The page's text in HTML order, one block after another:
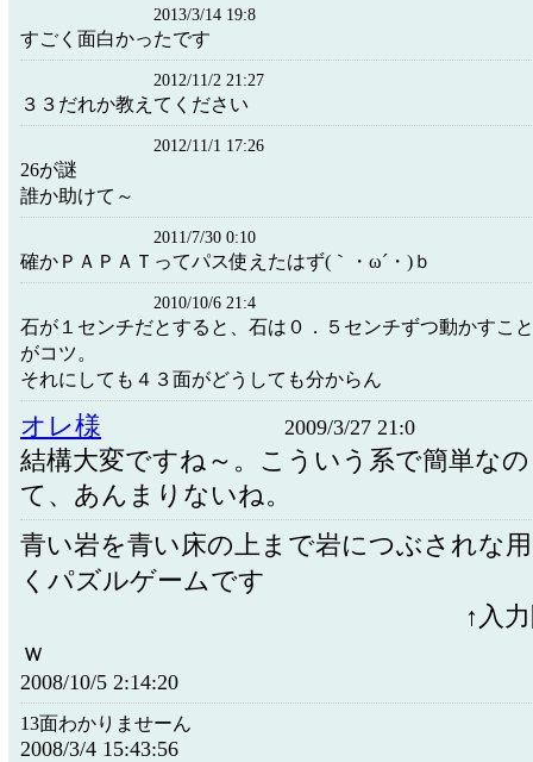
2013/3/14 19:8
すごく面白かったです
2012/11/2 21:27
３３だれか教えてください
2012/11/1 17:26
26が謎
誰か助けて～
2011/7/30 0:10
確かＰＡＰＡＴってパス使えたはず(｀・ω´・)ｂ
2010/10/6 21:4
石が１センチだとすると、石は０．５センチずつ動かすこ
がコツ。
それにしても４３面がどうしても分からん
オレ様 2009/3/27 21:0
結構大変ですね～。こういう系で簡単な
て、あんまりないね。
青い岩を青い床の上まで岩につぶされな
くパズルゲームです
↑入力間違い
ｗ
2008/10/5 2:14:20
13面わかりませーん
2008/3/4 15:43:56